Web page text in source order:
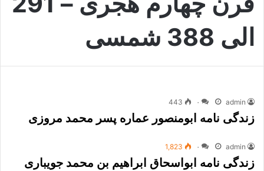
الی 388 شمسی
admin ۰ 443
زندگی نامه ابومنصور عماره پسر محمد مروزی
admin ۰ 1,823
زندگی نامه ابواسحاق ابراهیم بن محمد جویباری